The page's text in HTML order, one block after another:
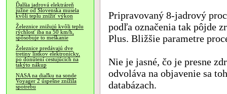
Ďalšia jadrová elektráreň
južne od Slovenska musela
kvôli teplu znížiť výkon
Železnice znižujú kvôli teplu
rýchlosť iba na 50 km/h,
spôsobuje to meškanie
Železnice predávajú dve
tretiny lístkov elektronicky,
po donútení cestujúcich na
takýto nákup
NASA na diaľku na sonde
Voyager 2 úspešne znížila
spotrebu
Pripravovaný 8-jadrový
podľa označenia tak pôjde
Plus. Bližšie parametre
Nie je jasné, čo je presne
odvoláva na objavenie sa
databázach.